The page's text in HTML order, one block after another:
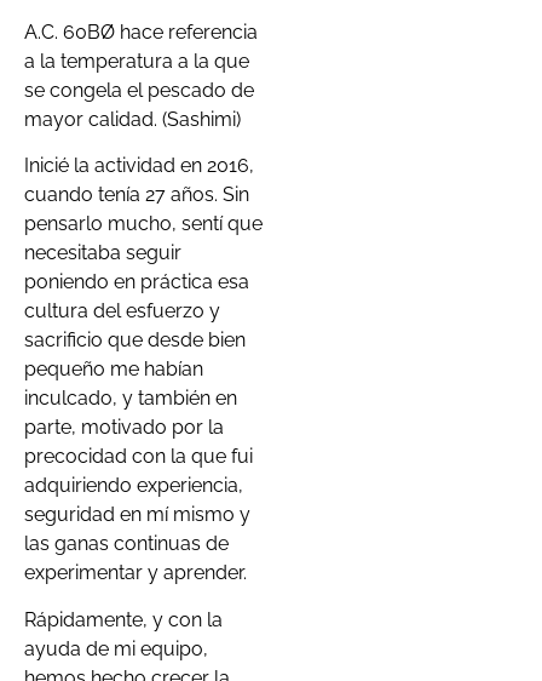
A.C. 60BØ hace referencia
a la temperatura a la que
se congela el pescado de
mayor calidad. (Sashimi)
Inicié la actividad en 2016,
cuando tenía 27 años. Sin
pensarlo mucho, sentí que
necesitaba seguir
poniendo en práctica esa
cultura del esfuerzo y
sacrificio que desde bien
pequeño me habían
inculcado, y también en
parte, motivado por la
precocidad con la que fui
adquiriendo experiencia,
seguridad en mí mismo y
las ganas continuas de
experimentar y aprender.
Rápidamente, y con la
ayuda de mi equipo,